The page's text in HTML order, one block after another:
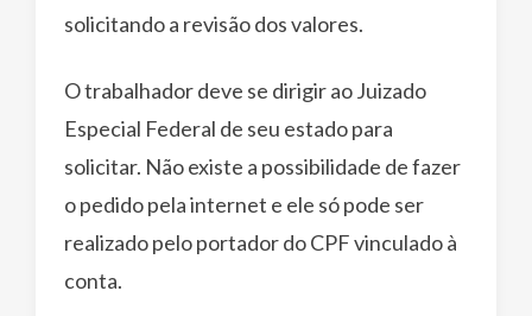
solicitando a revisão dos valores.
O trabalhador deve se dirigir ao Juizado
Especial Federal de seu estado para
solicitar. Não existe a possibilidade de fazer
o pedido pela internet e ele só pode ser
realizado pelo portador do CPF vinculado à
conta.